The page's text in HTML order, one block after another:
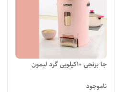
جا برنجی ۱۰کیلویی گرد لیمون
ناموجود